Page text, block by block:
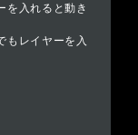
を入れると動き
もレイヤーを入